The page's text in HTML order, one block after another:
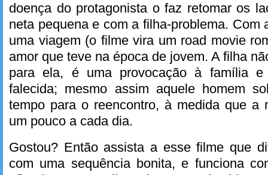
doença do protagonista o faz retomar os
neta pequena e com a filha-problema. Com
uma viagem (o filme vira um road movie
amor que teve na época de jovem. A filha
para ela, é uma provocação à família
falecida; mesmo assim aquele homem
tempo para o reencontro, à medida que a
um pouco a cada dia.
Gostou? Então assista a esse filme que
com uma sequência bonita, e funciona